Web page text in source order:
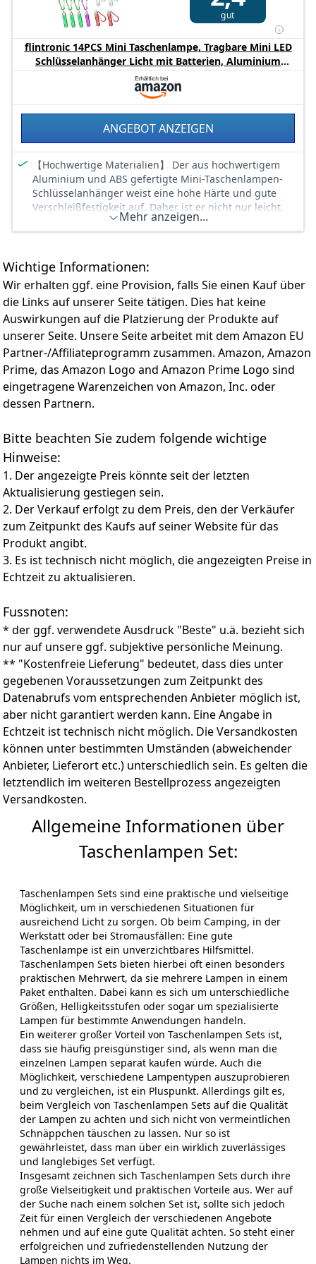
Blau und Pink.
【Selbstleuchtendes Design】Der BPA freier
Gummigriff der mini Taschenlampe kann im Dunkeln
leuchten, wenn die Taschenlampe Sonnenlicht
absorbiert, und ist nachts leicht zu finden.
【Breite Anwendungen】 Jede Taschenlampe verfügt
über 9 LED-Perlen, eignet sich für Breite Anwendungen
wie Outdoor, Nachtwandern, Stromausfall usw.
BATTERIEN schon in Lampen VORMONTIERT.
gut
flintronic 14PCS Mini Taschenlampe, Tragbare Mini LED
Schlüsselanhänger Licht mit Batterien, Aluminium
Schlüssel Taschenlampe für Kinder Männer und Frauen,
ideal für Wandern, Camping, Outdoor, Partys
ANGEBOT ANZEIGEN
【Hochwertige Materialien】 Der aus hochwertigem
Aluminium und ABS gefertigte Mini-Taschenlampen-
Schlüsselanhänger weist eine hohe Härte und gute
Verschleißfestigkeit auf. Daher ist er nicht nur leicht,
sondern auch langlebig. Er ist wasserdicht, egal ob Sie
plötzlich in einen Regenschauer geraten oder eine
Wasserquelle suchen, die Mini-Taschenlampe bleibt
hell. (Kann nicht im Wasser verwendet werden)
【Kompaktes und tragbares Design】 Mit einer Länge
von 6,5 cm und einem Gewicht von lediglich 16 g sowie
einem 4,7 cm großen Karabiner passt die Mini-
Taschenlampe nahtlos in Ihre Tasche, Handtasche oder
Ihren Rucksack, ohne merklich aufzutragen. Ihr
schlankes, ergonomisches Design sorgt für einen
bequemen Griff, sodass sie auch auf engstem Raum
leicht zu handhaben ist.
【Lange Akkulaufzeit】 Die Mini-Taschenlampe wird
beeindruckende Laufzeit, sodass Sie über längere
Zeiträume beleuchtet bleiben. Sie können selbst einen
Ersatz kaufen, wenn der Strom leer ist. Außerdem
maximiert das energieeffiziente Design die
Batterienutzung und minimiert die Umweltbelastung.
【Verwendung】 Schrauben Sie die Kappe am Ende
der kleinen Taschenlampe ab, entfernen Sie die weiße
Isolierfolie und ziehen Sie sie wieder fest. Drücken Sie
die Taste, um die Taschenlampe ein- und
auszuschalten. So kann die Taschenlampe lange
eingeschaltet bleiben, ohne dass Sie den Schalter
【Ideale Taschenlampe】 Das Set enthält: Rot*2 Lila*2
Grün*3 ​​Blau*3 Silbergrau*2 Schwarz*2, insgesamt 14
Teile. Es kann vielseitig für die tägliche Beleuchtung,
Stromausfälle, Notfälle usw. verwendet werden. Es
kann auch zum Gassigehen mit dem Hund, Camping,
Wandern, Angeln und Laufen verwendet werden. Egal
zu welchem ​​Anlass, Sie haben eine zuverlässige
Lichtquelle.
Mehr anzeigen...
Wichtige Informationen:
Wir erhalten ggf. eine Provision, falls Sie einen Kauf über
die Links auf unserer Seite tätigen. Dies hat keine
Auswirkungen auf die Platzierung der Produkte auf
unserer Seite. Unsere Seite arbeitet mit dem Amazon EU
Partner-/Affiliateprogramm zusammen. Amazon, Amazon
Prime, das Amazon Logo and Amazon Prime Logo sind
eingetragene Warenzeichen von Amazon, Inc. oder
dessen Partnern.
Bitte beachten Sie zudem folgende wichtige
Hinweise:
1. Der angezeigte Preis könnte seit der letzten
Aktualisierung gestiegen sein.
2. Der Verkauf erfolgt zu dem Preis, den der Verkäufer
zum Zeitpunkt des Kaufs auf seiner Website für das
Produkt angibt.
3. Es ist technisch nicht möglich, die angezeigten Preise in
Echtzeit zu aktualisieren.
Fussnoten:
* der ggf. verwendete Ausdruck "Beste" u.ä. bezieht sich
nur auf unsere ggf. subjektive persönliche Meinung.
** "Kostenfreie Lieferung" bedeutet, dass dies unter
gegebenen Voraussetzungen zum Zeitpunkt des
Datenabrufs vom entsprechenden Anbieter möglich ist,
aber nicht garantiert werden kann. Eine Angabe in
Echtzeit ist technisch nicht möglich. Die Versandkosten
können unter bestimmten Umständen (abweichender
Anbieter, Lieferort etc.) unterschiedlich sein. Es gelten die
letztendlich im weiteren Bestellprozess angezeigten
Versandkosten.
Allgemeine Informationen über
Taschenlampen Set:
Taschenlampen Sets sind eine praktische und vielseitige
Möglichkeit, um in verschiedenen Situationen für
ausreichend Licht zu sorgen. Ob beim Camping, in der
Werkstatt oder bei Stromausfällen: Eine gute
Taschenlampe ist ein unverzichtbares Hilfsmittel.
Taschenlampen Sets bieten hierbei oft einen besonders
praktischen Mehrwert, da sie mehrere Lampen in einem
Paket enthalten. Dabei kann es sich um unterschiedliche
Größen, Helligkeitsstufen oder sogar um spezialisierte
Lampen für bestimmte Anwendungen handeln.
Ein weiterer großer Vorteil von Taschenlampen Sets ist,
dass sie häufig preisgünstiger sind, als wenn man die
einzelnen Lampen separat kaufen würde. Auch die
Möglichkeit, verschiedene Lampentypen auszuprobieren
und zu vergleichen, ist ein Pluspunkt. Allerdings gilt es,
beim Vergleich von Taschenlampen Sets auf die Qualität
der Lampen zu achten und sich nicht von vermeintlichen
Schnäppchen täuschen zu lassen. Nur so ist
gewährleistet, dass man über ein wirklich zuverlässiges
und langlebiges Set verfügt.
Insgesamt zeichnen sich Taschenlampen Sets durch ihre
große Vielseitigkeit und praktischen Vorteile aus. Wer auf
der Suche nach einem solchen Set ist, sollte sich jedoch
Zeit für einen Vergleich der verschiedenen Angebote
nehmen und auf eine gute Qualität achten. So steht einer
erfolgreichen und zufriedenstellenden Nutzung der
Lampen nichts im Weg.